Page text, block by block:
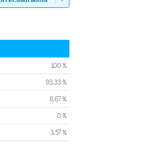
100 %
93,33 %
6,67 %
0 %
3,57 %